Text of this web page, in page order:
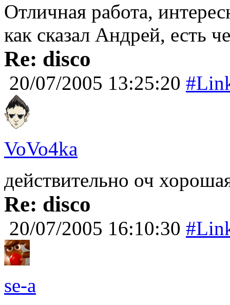
Отличная работа,
как сказал Андрей, есть
Re: disco
20/07/2005 13:25:20
VoVo4ka
действительно оч
Re: disco
20/07/2005 16:10:30
se-a